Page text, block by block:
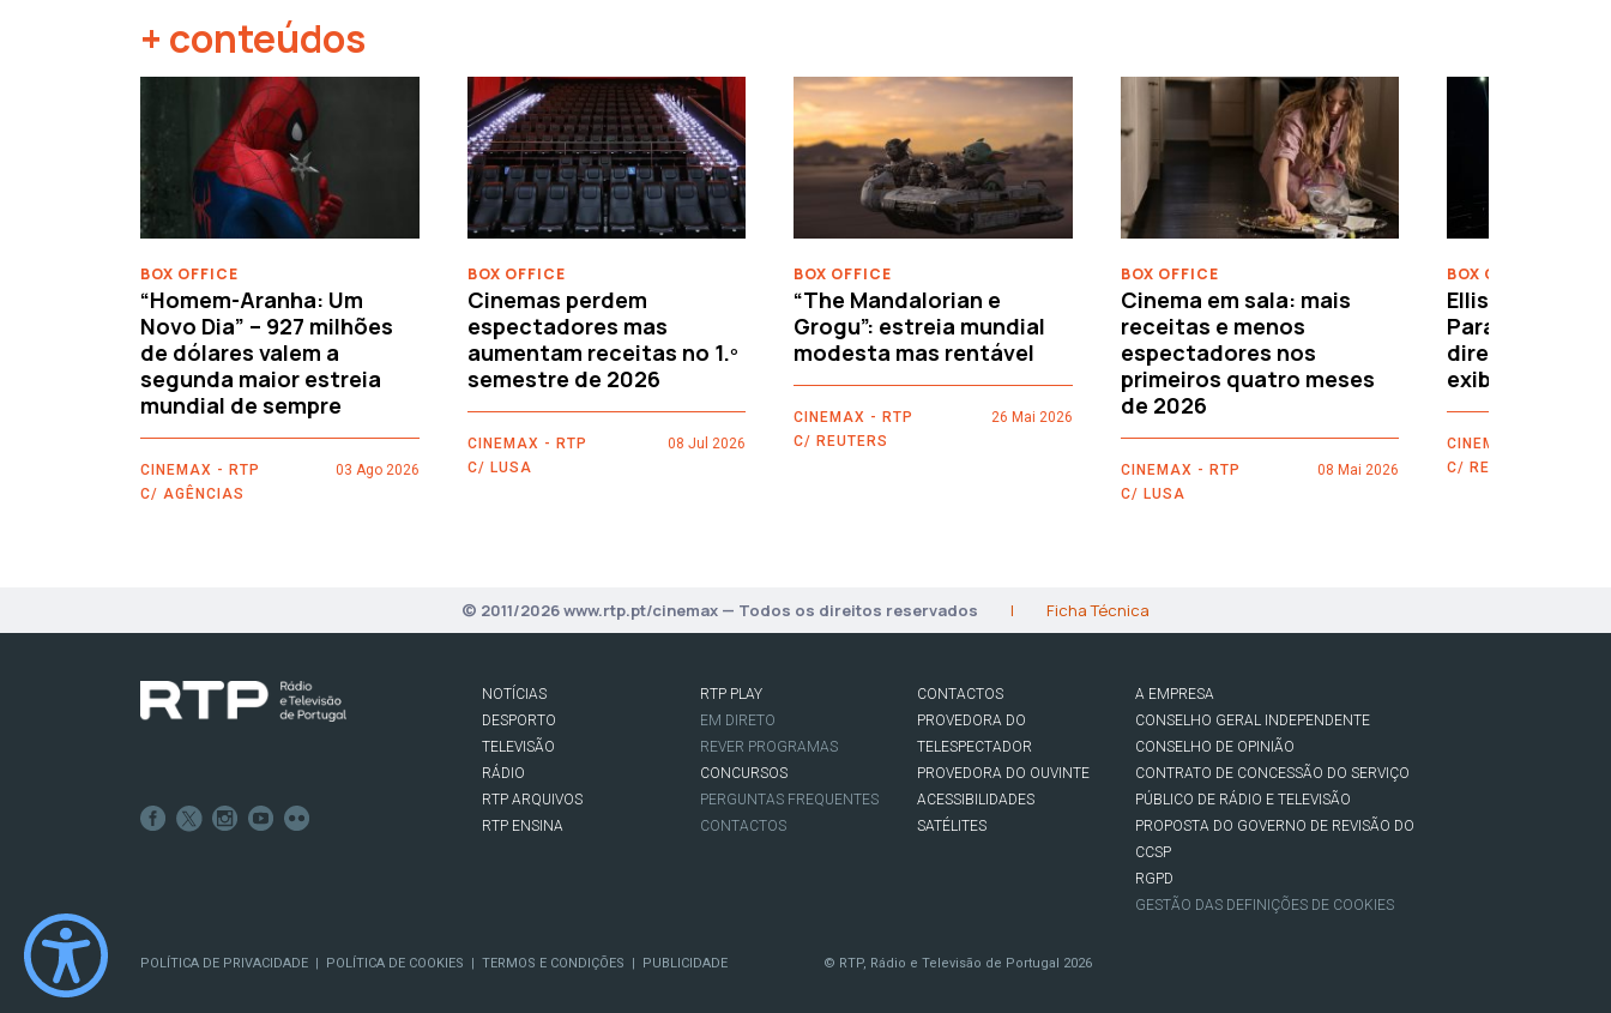
+ conteúdos
BOX OFFICE
“Homem-Aranha: Um
Novo Dia” – 927 milhões
de dólares valem a
segunda maior estreia
mundial de sempre
CINEMAX - RTP
C/ AGÊNCIAS
03 Ago 2026
BOX OFFICE
Cinemas perdem
espectadores mas
aumentam receitas no 1.º
semestre de 2026
CINEMAX - RTP
C/ LUSA
08 Jul 2026
BOX OFFICE
“The Mandalorian e
Grogu”: estreia mundial
modesta mas rentável
CINEMAX - RTP
C/ REUTERS
26 Mai 2026
BOX OFFICE
Cinema em sala: mais
receitas e menos
espectadores nos
primeiros quatro meses
de 2026
CINEMAX - RTP
C/ LUSA
08 Mai 2026
BOX OFFICE
Ellison leva o
directamente
exibidores
CINEMAX - RTP
C/ REUTERS
© 2011/2026 www.rtp.pt/cinemax — Todos os direitos reservados | Ficha Técnica
NOTÍCIAS
DESPORTO
TELEVISÃO
RÁDIO
RTP ARQUIVOS
RTP ENSINA
RTP PLAY
EM DIRETO
REVER PROGRAMAS
CONCURSOS
PERGUNTAS FREQUENTES
CONTACTOS
CONTACTOS
PROVEDORA DO
TELESPECTADOR
PROVEDORA DO OUVINTE
ACESSIBILIDADES
SATÉLITES
A EMPRESA
CONSELHO GERAL INDEPENDENTE
CONSELHO DE OPINIÃO
CONTRATO DE CONCESSÃO DO SERVIÇO
PÚBLICO DE RÁDIO E TELEVISÃO
PROPOSTA DO GOVERNO DE REVISÃO DO
CCSP
RGPD
GESTÃO DAS DEFINIÇÕES DE COOKIES
POLÍTICA DE PRIVACIDADE POLÍTICA DE COOKIES TERMOS E CONDIÇÕES PUBLICIDADE © RTP, Rádio e Televisão de Portugal 2026